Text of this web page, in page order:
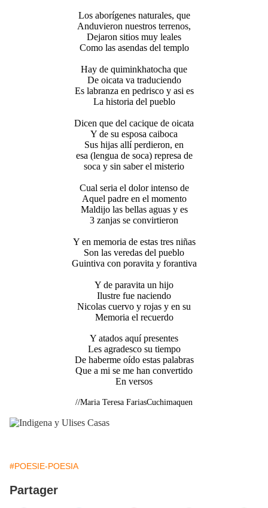
Los aborígenes naturales, que
Anduvieron nuestros terrenos,
Dejaron sitios muy leales
Como las asendas del templo
Hay de quiminkhatocha que
De oicata va traduciendo
Es labranza en pedrisco y asi es
La historia del pueblo
Dicen que del cacique de oicata
Y de su esposa caiboca
Sus hijas allí perdieron, en
esa (lengua de soca) represa de
soca y sin saber el misterio
Cual seria el dolor intenso de
Aquel padre en el momento
Maldijo las bellas aguas y es
3 zanjas se convirtieron
Y en memoria de estas tres niñas
Son las veredas del pueblo
Guintiva con poravita y forantiva
Y de paravita un hijo
Ilustre fue naciendo
Nicolas cuervo y rojas y en su
Memoria el recuerdo
Y atados aquí presentes
Les agradesco su tiempo
De haberme oído estas palabras
Que a mi se me han convertido
En versos
//Maria Teresa FariasCuchimaquen
#POESIE-POESIA
Partager